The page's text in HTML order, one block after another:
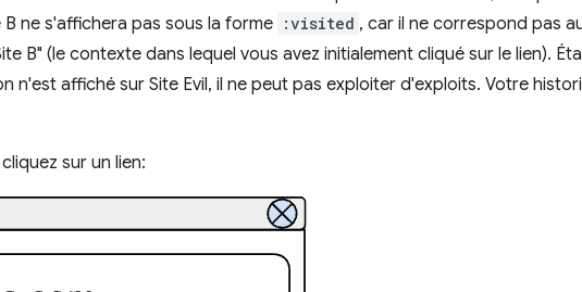
ne s'affichera pas sous la forme :visited , car il ne correspond pas
B" (le contexte dans lequel vous avez initialement cliqué sur le lien).
n'est affiché sur Site Evil, il ne peut pas exploiter d'exploits. Votre
sur un lien: